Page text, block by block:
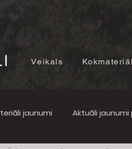
Veikals
jaunumi Aktuāli